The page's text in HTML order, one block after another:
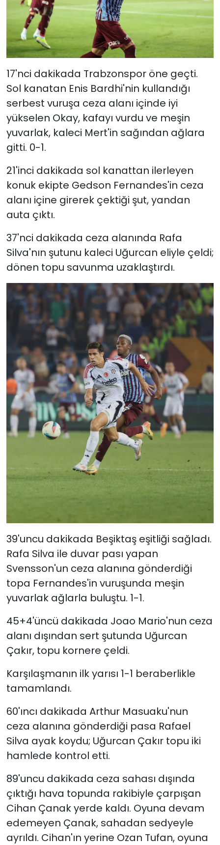
17'nci dakikada Trabzonspor öne geçti.
Sol kanatan Enis Bardhi'nin kullandığı
serbest vuruşa ceza alanı içinde iyi
yükselen Okay, kafayı vurdu ve meşin
yuvarlak, kaleci Mert'in sağından ağlara
gitti. 0-1.
21'inci dakikada sol kanattan ilerleyen
konuk ekipte Gedson Fernandes'in ceza
alanı içine girerek çektiği şut, yandan
auta çıktı.
37'nci dakikada ceza alanında Rafa
Silva'nın şutunu kaleci Uğurcan eliyle çeldi;
dönen topu savunma uzaklaştırdı.
39'uncu dakikada Beşiktaş eşitliği sağladı.
Rafa Silva ile duvar pası yapan
Svensson'un ceza alanına gönderdiği
topa Fernandes'in vuruşunda meşin
yuvarlak ağlarla buluştu. 1-1.
45+4'üncü dakikada Joao Mario'nun ceza
alanı dışından sert şutunda Uğurcan
Çakır, topu kornere çeldi.
Karşılaşmanın ilk yarısı 1-1 beraberlikle
tamamlandı.
60'ıncı dakikada Arthur Masuaku'nun
ceza alanına gönderdiği pasa Rafael
Silva ayak koydu; Uğurcan Çakır topu iki
hamlede kontrol etti.
89'uncu dakikada ceza sahası dışında
çıktığı hava topunda rakibiyle çarpışan
Cihan Çanak yerde kaldı. Oyuna devam
edemeyen Çanak, sahadan sedyeyle
ayrıldı. Cihan'ın yerine Ozan Tufan, oyuna